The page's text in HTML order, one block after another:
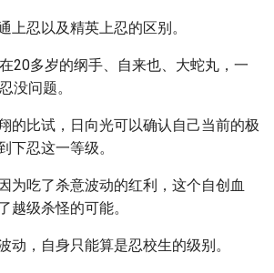
上忍以及精英上忍的区别。
20多岁的纲手、自来也、大蛇丸，一
没问题。
的比试，日向光可以确认自己当前的极
下忍这一等级。
为吃了杀意波动的红利，这个自创血
越级杀怪的可能。
动，自身只能算是忍校生的级别。